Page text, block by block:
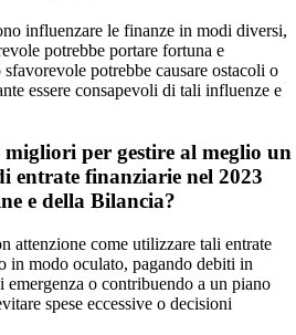
influenzare le finanze in modi diversi,
potrebbe portare fortuna e
potrebbe causare ostacoli o
essere consapevoli di tali influenze e
migliori per gestire al meglio un
entrate finanziarie nel 2023
e della Bilancia?
attenzione come utilizzare tali entrate
in modo oculato, pagando debiti in
emergenza o contribuendo a un piano
spese eccessive o decisioni